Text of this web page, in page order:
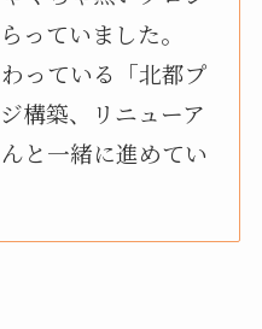
っていました。
っている「北都プ
構築、リニューア
と一緒に進めてい